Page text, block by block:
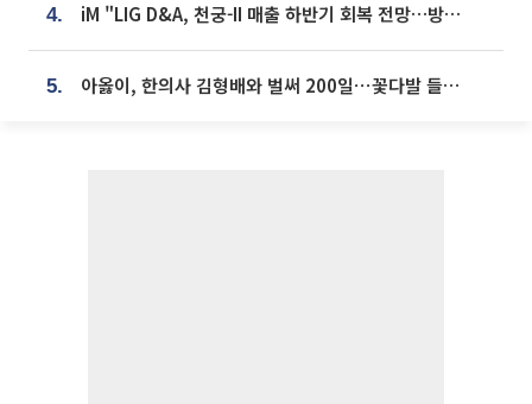
4. iM "LIG D&A, 천궁-II 매출 하반기 회복 전망…방산 톱픽 유지"
5. 아옳이, 한의사 김형배와 벌써 200일⋯꽃다발 들고 "프러포즈 아냐"